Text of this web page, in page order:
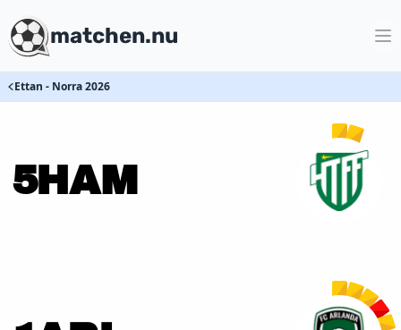
matchen.nu
Ettan - Norra 2026
5HAM